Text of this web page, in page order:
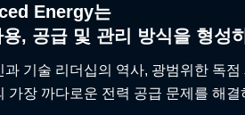
Energy는
, 공급 및 관리 방식을 형성
과 기술 리더십의 역사, 광범위한 독
가장 까다로운 전력 공급 문제를 해